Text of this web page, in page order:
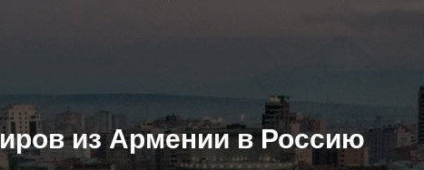
из Армении в Россию